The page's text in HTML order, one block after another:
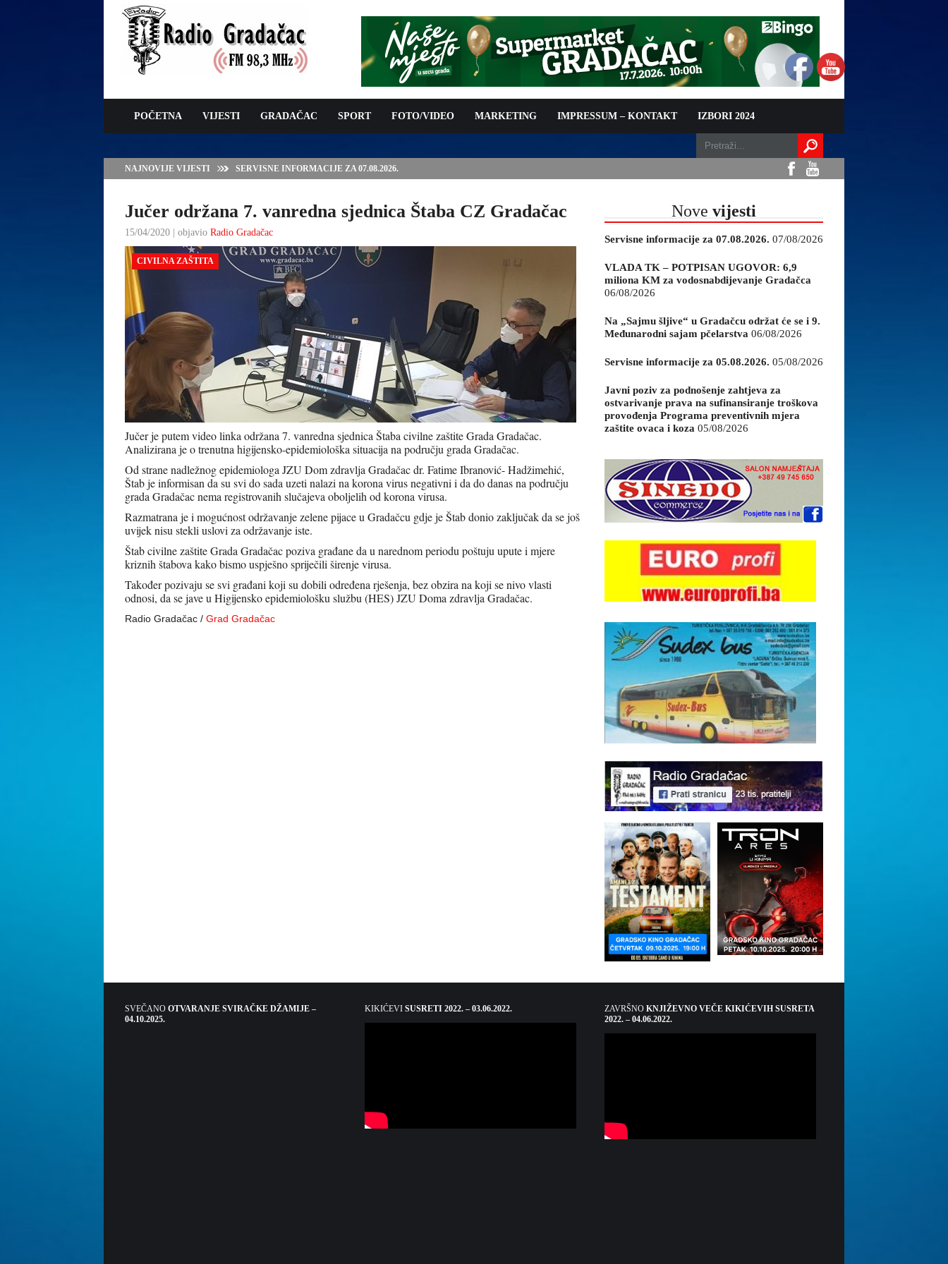
POČETNA VIJESTI GRADAČAC SPORT FOTO/VIDEO MARKETING IMPRESSUM – KONTAKT IZBORI 2024
NAJNOVIJE VIJESTI SERVISNE INFORMACIJE ZA 07.08.2026.
Jučer održana 7. vanredna sjednica Štaba CZ Gradačac
15/04/2020 | objavio Radio Gradačac
CIVILNA ZAŠTITA
Jučer je putem video linka održana 7. vanredna sjednica Štaba civilne zaštite Grada Gradačac.
Analizirana je o trenutna higijensko-epidemiološka situacija na području grada Gradačac.
Od strane nadležnog epidemiologa JZU Dom zdravlja Gradačac dr. Fatime Ibranović- Hadžimehić,
Štab je informisan da su svi do sada uzeti nalazi na korona virus negativni i da do danas na području
grada Gradačac nema registrovanih slučajeva oboljelih od korona virusa.
Razmatrana je i mogućnost održavanje zelene pijace u Gradačcu gdje je Štab donio zaključak da se još
uvijek nisu stekli uslovi za održavanje iste.
Štab civilne zaštite Grada Gradačac poziva građane da u narednom periodu poštuju upute i mjere
kriznih štabova kako bismo uspješno spriječili širenje virusa.
Također pozivaju se svi građani koji su dobili određena rješenja, bez obzira na koji se nivo vlasti
odnosi, da se jave u Higijensko epidemiološku službu (HES) JZU Doma zdravlja Gradačac.
Radio Gradačac / Grad Gradačac
Nove vijesti
Servisne informacije za 07.08.2026. 07/08/2026
VLADA TK – POTPISAN UGOVOR: 6,9
miliona KM za vodosnabdijevanje Gradačca
06/08/2026
Na „Sajmu šljive“ u Gradačcu održat će se i 9.
Međunarodni sajam pčelarstva 06/08/2026
Servisne informacije za 05.08.2026. 05/08/2026
Javni poziv za podnošenje zahtjeva za
ostvarivanje prava na sufinansiranje troškova
provođenja Programa preventivnih mjera
zaštite ovaca i koza 05/08/2026
SVEČANO OTVARANJE SVIRAČKE DŽAMIJE –
04.10.2025.
KIKIĆEVI SUSRETI 2022. – 03.06.2022. ZAVRŠNO KNJIŽEVNO VEČE KIKIĆEVIH SUSRETA
2022. – 04.06.2022.